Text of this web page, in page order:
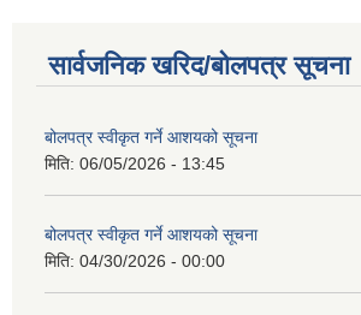
सार्वजनिक खरिद/बोलपत्र सूचना
बोलपत्र स्वीकृत गर्ने आशयको सूचना
मिति: 06/05/2026 - 13:45
बोलपत्र स्वीकृत गर्ने आशयको सूचना
मिति: 04/30/2026 - 00:00